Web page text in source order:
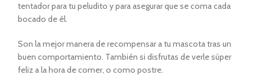
tentador para tu peludito y para asegurar que se coma cada
bocado de él.
Son la mejor manera de recompensar a tu mascota tras un
buen comportamiento. También si disfrutas de verle súper
feliz a la hora de comer, o como postre.